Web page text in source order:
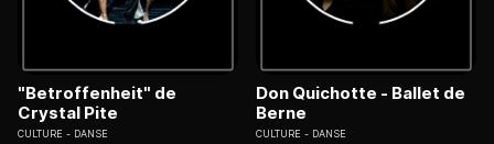
"Betroffenheit" de
Crystal Pite
CULTURE DANSE
Don Quichotte - Ballet de
Berne
CULTURE DANSE